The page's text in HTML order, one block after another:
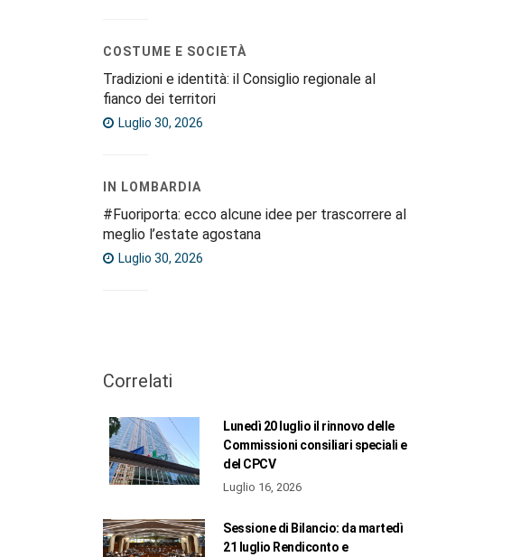
COSTUME E SOCIETÀ
Tradizioni e identità: il Consiglio regionale al
fianco dei territori
Luglio 30, 2026
IN LOMBARDIA
#Fuoriporta: ecco alcune idee per trascorrere al
meglio l’estate agostana
Luglio 30, 2026
Correlati
Lunedì 20 luglio il rinnovo delle
Commissioni consiliari speciali e
del CPCV
Luglio 16, 2026
Sessione di Bilancio: da martedì
21 luglio Rendiconto e